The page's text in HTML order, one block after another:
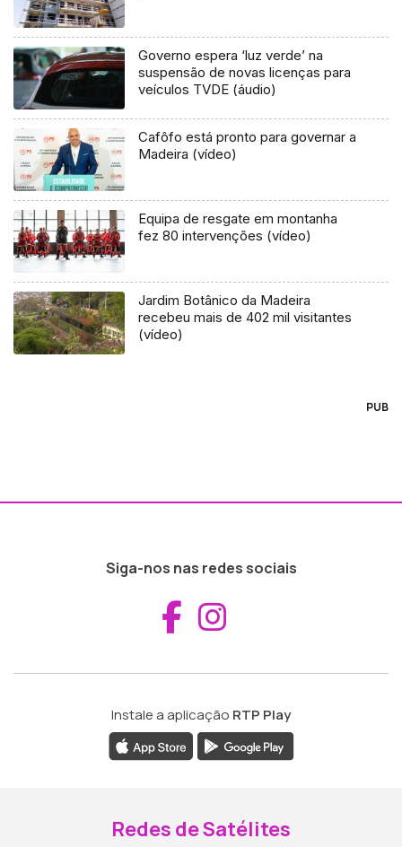
Governo espera ‘luz verde’ na
suspensão de novas licenças para
veículos TVDE (áudio)
Cafôfo está pronto para governar a
Madeira (vídeo)
Equipa de resgate em montanha
fez 80 intervenções (vídeo)
Jardim Botânico da Madeira
recebeu mais de 402 mil visitantes
(vídeo)
PUB
Siga-nos nas redes sociais
Aceder ao
Instale a aplicação RTP Play
Redes de Satélites